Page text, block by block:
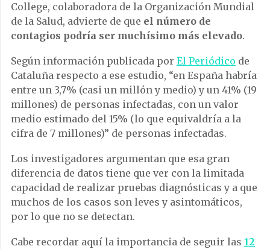
College, colaboradora de la Organización Mundial
de la Salud, advierte de que el número de
contagios podría ser muchísimo más elevado.
Según información publicada por El Periódico de
Cataluña respecto a ese estudio, “en España habría
entre un 3,7% (casi un millón y medio) y un 41% (19
millones) de personas infectadas, con un valor
medio estimado del 15% (lo que equivaldría a la
cifra de 7 millones)” de personas infectadas.
Los investigadores argumentan que esa gran
diferencia de datos tiene que ver con la limitada
capacidad de realizar pruebas diagnósticas y a que
muchos de los casos son leves y asintomáticos,
por lo que no se detectan.
Cabe recordar aquí la importancia de seguir las 12